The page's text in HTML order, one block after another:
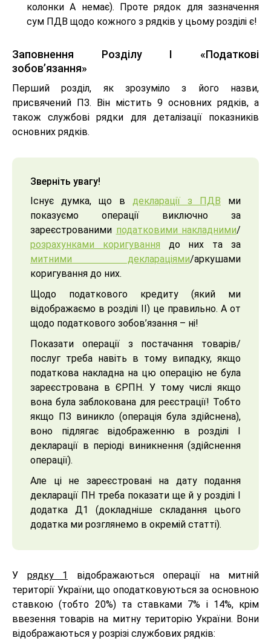
колонки А немає). Проте рядок для зазначення
сум ПДВ щодо кожного з рядків у цьому розділі є!
Заповнення Розділу І «Податкові
зобов’язання»
Перший розділ, як зрозуміло з його назви,
присвячений ПЗ. Він містить 9 основних рядків, а
також службові рядки для деталізації показників
основних рядків.
Зверніть увагу!
Існує думка, що в декларації з ПДВ ми
показуємо операції виключно за
зареєстрованими податковими накладними/
розрахунками коригування до них та за
митними деклараціями/аркушами
коригування до них.
Щодо податкового кредиту (який ми
відображаємо в розділі ІІ) це правильно. А от
щодо податкового зобов’язання – ні!
Показати операції з постачання товарів/
послуг треба навіть в тому випадку, якщо
податкова накладна на цю операцію не була
зареєстрована в ЄРПН. У тому числі якщо
вона була заблокована для реєстрації! Тобто
якщо ПЗ виникло (операція була здійснена),
воно підлягає відображенню в розділі І
декларації в періоді виникнення (здійснення
операції).
Але ці не зареєстровані на дату подання
декларації ПН треба показати ще й у розділі І
додатка Д1 (докладніше складання цього
додатка ми розглянемо в окремій статті).
У рядку 1
відображаються операції на митній
території України, що оподатковуються за основною
ставкою (тобто 20%) та ставками 7% і 14%, крім
ввезення товарів на митну територію України. Вони
відображаються у розрізі службових рядків: